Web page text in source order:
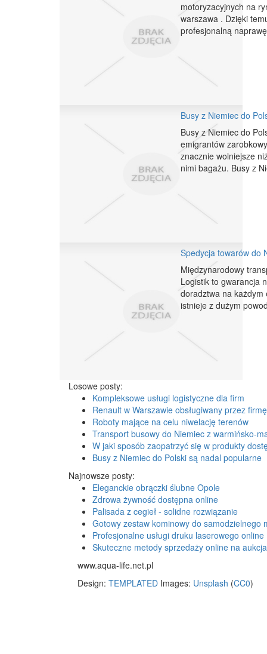
motoryzacyjnych na
warszawa . Dzięki
profesjonalną
Busy z Niemiec do
Busy z Niemiec do
emigrantów
znacznie wolniejsze
nimi bagażu. Busy z
Spedycja towarów do
Międzynarodowy
Logistik to gwarancja
doradztwa na każdym
istnieje z dużym
Losowe posty:
Kompleksowe usługi logistyczne dla firm
Renault w Warszawie obsługiwany przez
Roboty mające na celu niwelację terenów
Transport busowy do Niemiec z warmińsko-
W jaki sposób zaopatrzyć się w produkty
Busy z Niemiec do Polski są nadal popularne
Najnowsze posty:
Eleganckie obrączki ślubne Opole
Zdrowa żywność dostępna online
Palisada z cegieł - solidne rozwiązanie
Gotowy zestaw kominowy do samodzielnego
Profesjonalne usługi druku laserowego online
Skuteczne metody sprzedaży online na
www.aqua-life.net.pl
Design: TEMPLATED Images: Unsplash (CC0)